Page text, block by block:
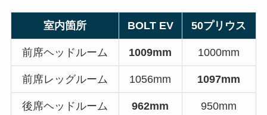
室内箇所 BOLT EV 50プリウス
前席ヘッドルーム 1009mm 1000mm
前席レッグルーム 1056mm 1097mm
後席ヘッドルーム 962mm 950mm